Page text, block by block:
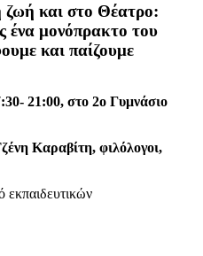
ζωή και στο Θέατρο:
ένα μονόπρακτο του
και παίζουμε
21:00, στο 2ο Γυμνάσιο
Καραβίτη, φιλόλογοι,
εκπαιδευτικών